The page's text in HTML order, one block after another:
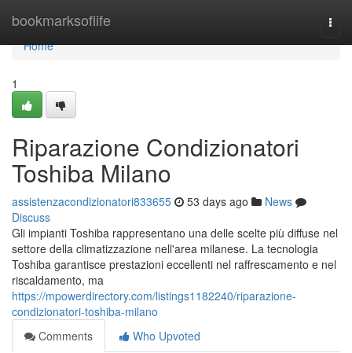
bookmarksoflife
Home
Home
1
Riparazione Condizionatori
Toshiba Milano
assistenzacondizionatori833655 53 days ago
News
Discuss
Gli impianti Toshiba rappresentano una delle scelte più diffuse nel
settore della climatizzazione nell'area milanese. La tecnologia
Toshiba garantisce prestazioni eccellenti nel raffrescamento e nel
riscaldamento, ma
https://mpowerdirectory.com/listings1182240/riparazione-
condizionatori-toshiba-milano
Comments
Who Upvoted